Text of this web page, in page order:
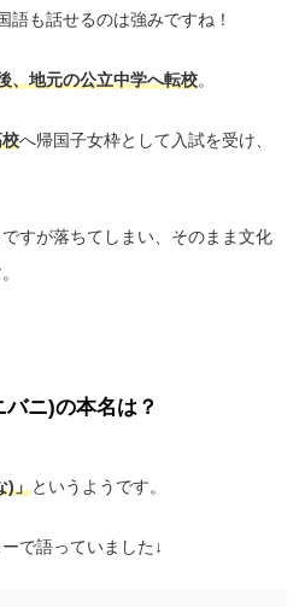
語も話せるのは強みですね！
、地元の公立中学へ転校。
へ帰国子女枠として入試を受け、
すが落ちてしまい、そのまま文化
ニ)の本名は？
)」というようです。
で語っていました↓